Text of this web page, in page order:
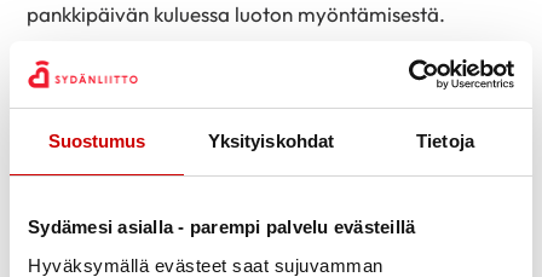
Suostumus Yksityiskohdat Tietoja
Sydämesi asialla - parempi palvelu evästeillä
Hyväksymällä evästeet saat sujuvamman
pankkipäivän kuluessa luoton myöntämisestä.
Lääkeluotto täytyy maksaa takaisin Kelalle 12
samansuuruisessa kuukausierässä. Luoton voi
maksaa takaisin myös nopeammin. Korkoa luotosta
kalenterikuukauden jälkeisenä kuukautena.
Esimerkiksi jos Kela siirtää lääkeluoton tilillesi